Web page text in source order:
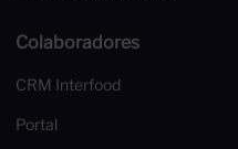
Colaboradores
CRM Interfood
Portal